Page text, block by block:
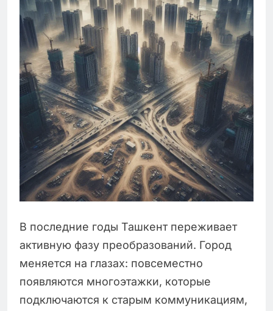
В последние годы Ташкент переживает
активную фазу преобразований. Город
меняется на глазах: повсеместно
появляются многоэтажки, которые
подключаются к старым коммуникациям,